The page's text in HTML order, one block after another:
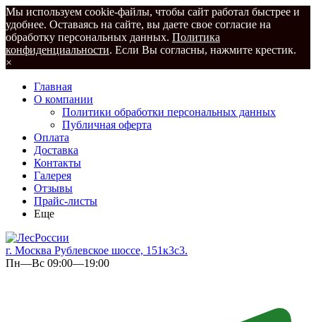
Мы используем cookie-файлы, чтобы сайт работал быстрее и
удобнее. Оставаясь на сайте, вы даете свое согласие на
обработку персональных данных. Политика
конфиденциальности. Если Вы согласны, нажмите крестик.
×
Главная
О компании
Политики обработки персональных данных
Публичная оферта
Оплата
Доставка
Контакты
Галерея
Отзывы
Прайс-листы
Еще
г. Москва Рублевское шоссе, 151к3с3.
Пн—Вс 09:00—19:00